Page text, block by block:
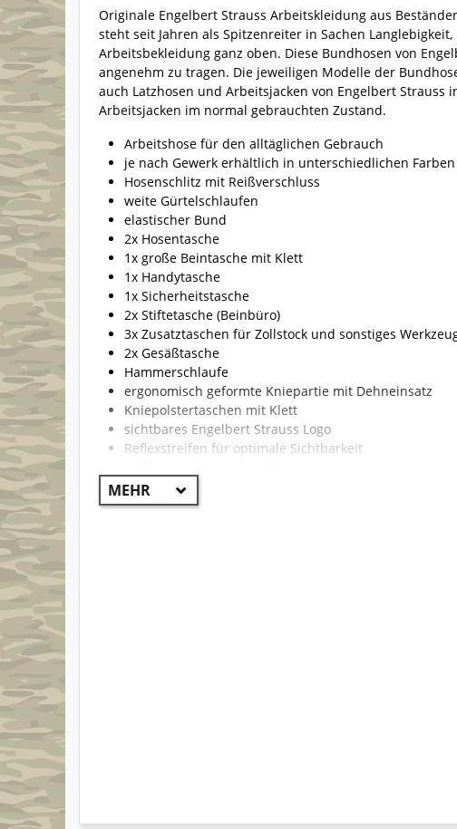
Originale Engelbert Strauss Arbeitskleidung aus
steht seit Jahren als Spitzenreiter in Sachen
Arbeitsbekleidung ganz oben. Diese Bundhosen von
angenehm zu tragen. Die jeweiligen Modelle der
auch Latzhosen und Arbeitsjacken von Engelbert Strauss
Arbeitsjacken im normal gebrauchten Zustand.
Arbeitshose für den alltäglichen Gebrauch
je nach Gewerk erhältlich in unterschiedlichen Farben
Hosenschlitz mit Reißverschluss
weite Gürtelschlaufen
elastischer Bund
2x Hosentasche
1x große Beintasche mit Klett
1x Handytasche
1x Sicherheitstasche
2x Stiftetasche (Beinbüro)
3x Zusatztaschen für Zollstock und sonstiges
2x Gesäßtasche
Hammerschlaufe
ergonomisch geformte Kniepartie mit Dehneinsatz
Kniepolstertaschen mit Klett
sichtbares Engelbert Strauss Logo
Reflexstreifen für optimale Sichtbarkeit